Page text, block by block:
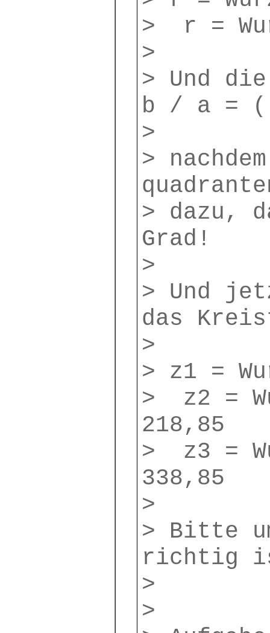
> r =
>
> Und
b / a =
>
>
> dazu,
Grad!
>
> Und
das
>
> z1 =
> z2 =
218,85
> z3 =
338,85
>
> Bitte
richtig
>
>